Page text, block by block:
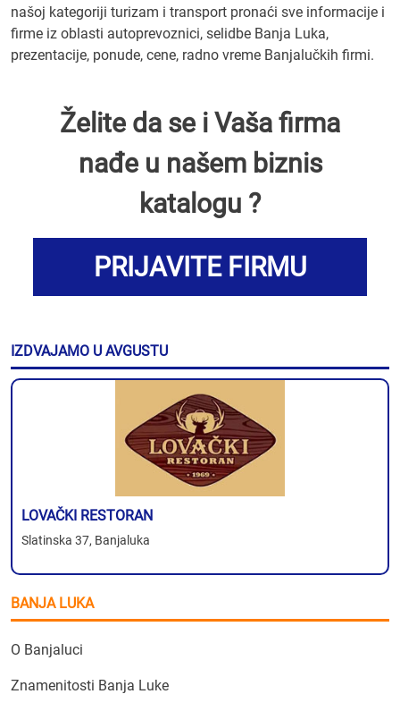
našoj kategoriji turizam i transport pronaći sve informacije i
firme iz oblasti autoprevoznici, selidbe Banja Luka,
prezentacije, ponude, cene, radno vreme Banjalučkih firmi.
Želite da se i Vaša firma
nađe u našem biznis
katalogu ?
PRIJAVITE FIRMU
IZDVAJAMO U AVGUSTU
LOVAČKI RESTORAN
Slatinska 37, Banjaluka
BANJA LUKA
O Banjaluci
Znamenitosti Banja Luke